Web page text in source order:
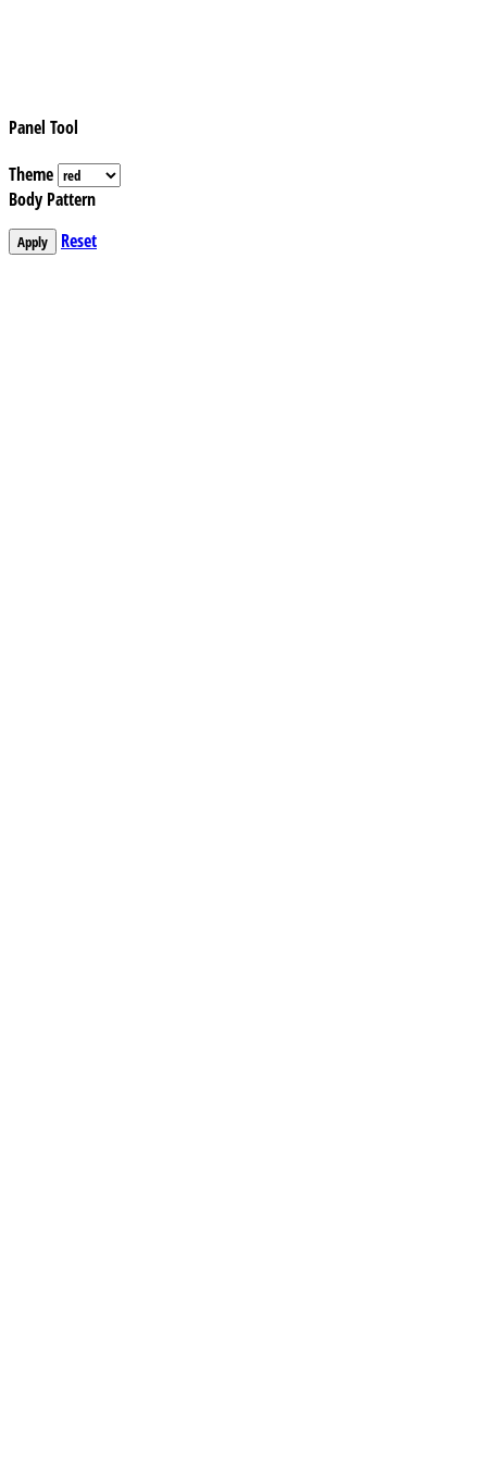
Panel Tool
Theme
Body Pattern
Apply Reset